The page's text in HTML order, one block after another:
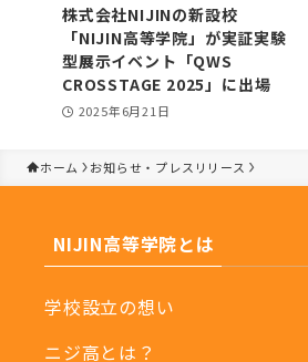
株式会社NIJINの新設校
「NIJIN高等学院」が実証実験
型展示イベント「QWS
CROSSTAGE 2025」に出場
2025年6月21日
ホーム お知らせ・プレスリリース
NIJIN高等学院とは
学校設立の想い
ニジ高とは？